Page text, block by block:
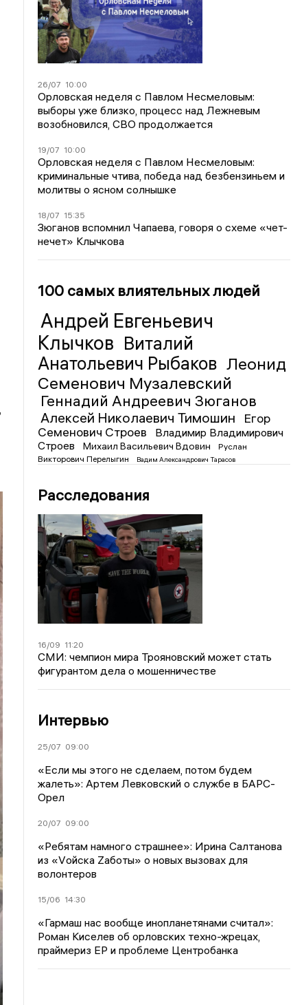
26/07 10:00
Орловская неделя с Павлом Несмеловым:
выборы уже близко, процесс над Лежневым
возобновился, СВО продолжается
19/07 10:00
Орловская неделя с Павлом Несмеловым:
криминальные чтива, победа над безбензиньем и
молитвы о ясном солнышке
18/07 15:35
Зюганов вспомнил Чапаева, говоря о схеме «чет-
нечет» Клычкова
100 самых влиятельных людей
Андрей Евгеньевич
Клычков Виталий
Анатольевич Рыбаков Леонид
Семенович Музалевский
Геннадий Андреевич Зюганов
Алексей Николаевич Тимошин
Егор
Семенович Строев
Владимир Владимирович
Строев
Михаил Васильевич Вдовин
Руслан
Викторович Перелыгин
Вадим Александрович Тарасов
Расследования
16/09 11:20
СМИ: чемпион мира Трояновский может стать
фигурантом дела о мошенничестве
Интервью
25/07 09:00
«Если мы этого не сделаем, потом будем
жалеть»: Артем Левковский о службе в БАРС-
Орел
20/07 09:00
«Ребятам намного страшнее»: Ирина Салтанова
из «Vойска Zаботы» о новых вызовах для
волонтеров
15/06 14:30
«Гармаш нас вообще инопланетянами считал»:
Роман Киселев об орловских техно-жрецах,
праймериз ЕР и проблеме Центробанка